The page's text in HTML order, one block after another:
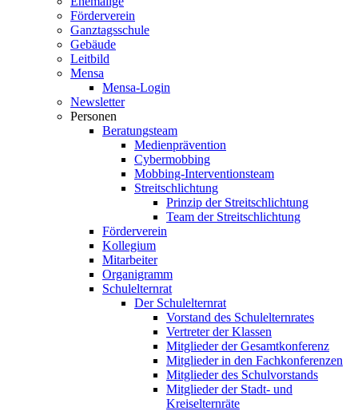
Förderverein
Ganztagsschule
Gebäude
Leitbild
Mensa
Mensa-Login
Newsletter
Personen
Beratungsteam
Medienprävention
Cybermobbing
Mobbing-Interventionsteam
Streitschlichtung
Prinzip der Streitschlichtung
Team der Streitschlichtung
Förderverein
Kollegium
Mitarbeiter
Organigramm
Schulelternrat
Der Schulelternrat
Vorstand des Schulelternrates
Vertreter der Klassen
Mitglieder der Gesamtkonferenz
Mitglieder in den Fachkonferenzen
Mitglieder des Schulvorstands
Mitglieder der Stadt- und
Kreiselternräte